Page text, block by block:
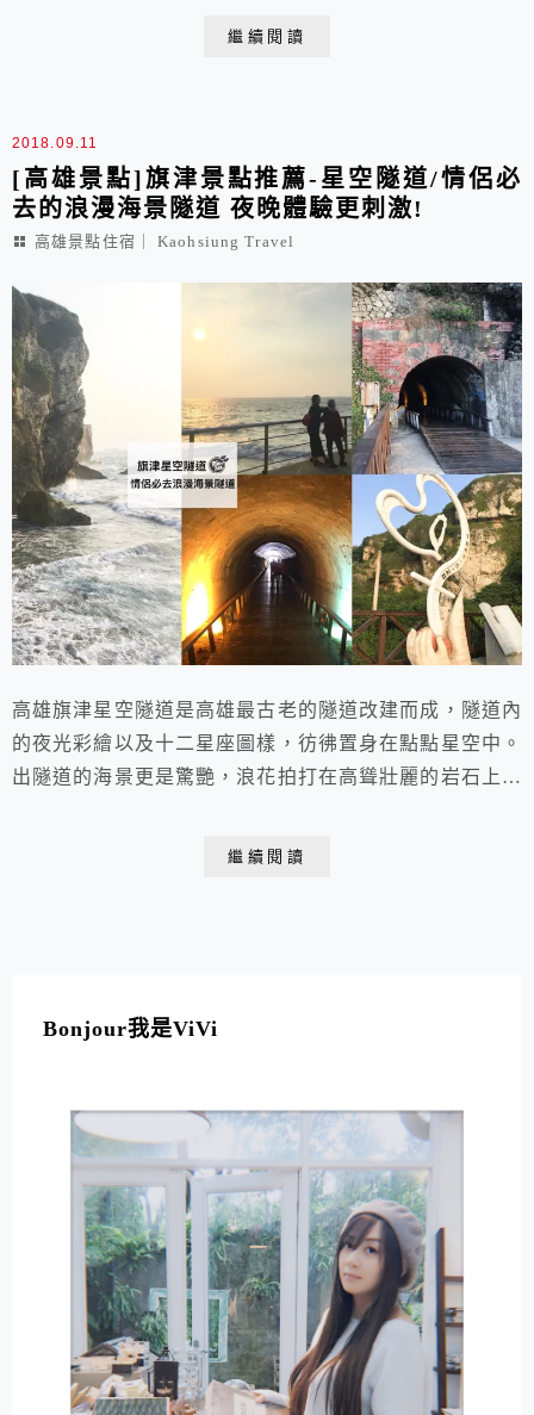
繼續閱讀
2018.09.11
[高雄景點]旗津景點推薦-星空隧道/情侶必
去的浪漫海景隧道 夜晚體驗更刺激!
高雄景點住宿｜ Kaohsiung Travel
高雄旗津星空隧道是高雄最古老的隧道改建而成，隧道內
的夜光彩繪以及十二星座圖樣，彷彿置身在點點星空中。
出隧道的海景更是驚艷，浪花拍打在高聳壯麗的岩石上讓
繼續閱讀
Bonjour我是ViVi